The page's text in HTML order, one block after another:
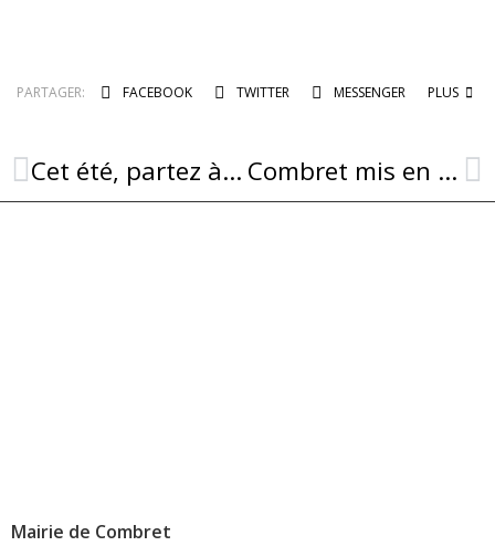
PARTAGER: FACEBOOK TWITTER MESSENGER PLUS
Cet été, partez à la découverte de Combret ! Combret mis en lumière par les Petites Cités de Caractère
Mairie de Combret